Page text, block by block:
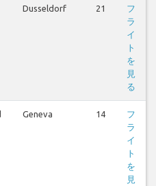
Dusseldorf 21
フ
ラ
イ
ト
を
見
る
Geneva 14
フ
ラ
イ
ト
を
見